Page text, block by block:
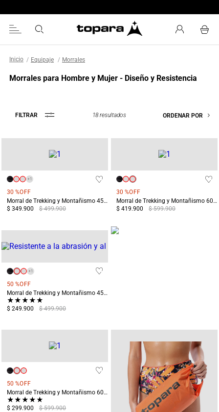
Equipaje Morrales
Morrales para Hombre y Mujer - Diseño y Resistencia
FILTRAR 18resultados ORDENAR POR
+1
30 %OFF
Morral de Trekking y Montañismo 45L Machu Pichu Verde
$ 349.900
$ 499.900
30 %OFF
Morral de Trekking y Montañismo 60L Machu Pichu Verde
$ 419.900
$ 599.900
+1
50 %OFF
Morral de Trekking y Montañismo 45L Machu Pichu Naranja
★★★★★
$ 249.900 $ 499.900
50 %OFF
Morral de Trekking y Montañismo 60L Machu Pichu Naranja
★★★★★
$ 299.900 $ 599.900